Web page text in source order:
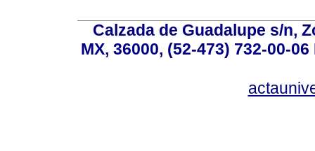
Calzada de Guadalupe s/n,
MX, 36000, (52-473) 732-00-